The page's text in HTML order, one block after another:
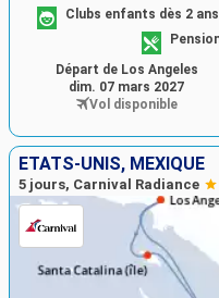
Clubs enfants dès 2 ans
Départ de Los Angeles
dim. 07 mars 2027
Vol disponible
ÉTATS-UNIS, MEXIQUE
5 jours, Carnival Radiance